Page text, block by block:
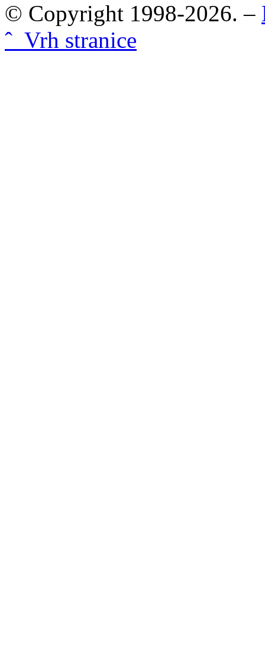
© Copyright 1998-2026. –
ˆ Vrh stranice